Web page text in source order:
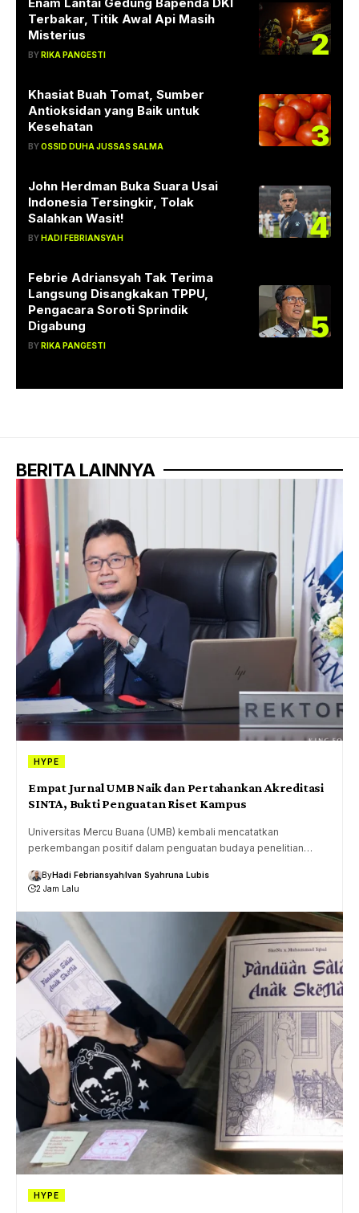
Terbakar, Titik Awal Api Masih
Misterius
BYRIKA PANGESTI 2
Khasiat Buah Tomat, Sumber
Antioksidan yang Baik untuk
Kesehatan
BYOSSID DUHA JUSSAS SALMA 3
John Herdman Buka Suara Usai
Indonesia Tersingkir, Tolak
Salahkan Wasit!
BYHADI FEBRIANSYAH 4
Febrie Adriansyah Tak Terima
Langsung Disangkakan TPPU,
Pengacara Soroti Sprindik
Digabung
BYRIKA PANGESTI
5
BERITA LAINNYA
HYPE
Empat Jurnal UMB Naik dan Pertahankan Akreditasi
SINTA, Bukti Penguatan Riset Kampus
Universitas Mercu Buana (UMB) kembali mencatatkan
perkembangan positif dalam penguatan budaya penelitian…
ByHadi FebriansyahIvan Syahruna Lubis
2 Jam Lalu
HYPE